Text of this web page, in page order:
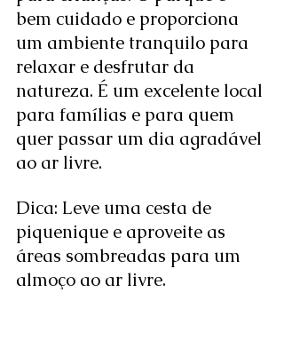
bem cuidado e proporciona
um ambiente tranquilo para
relaxar e desfrutar da
natureza. É um excelente local
para famílias e para quem
quer passar um dia agradável
ao ar livre.
Dica: Leve uma cesta de
piquenique e aproveite as
áreas sombreadas para um
almoço ao ar livre.